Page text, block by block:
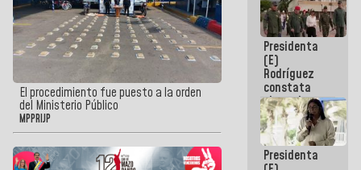
El procedimiento fue puesto a la orden
del Ministerio Público
MPPRIJP
desarrollo
logístico y
turístico
para La
Guaira
Presidenta
(E)
Rodríguez
constata
obras de
rehabilitación
de Escuela
Militar de
Mamo en La
Presidenta